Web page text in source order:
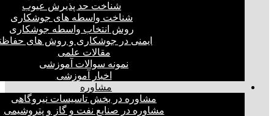
شناخت حد پذیرش عیوب
شناخت واسطه های جوشکاری
روش انتخاب واسطه جوشکاری
ایمنی در جوشکاری و روش های
مقالات علمی
نمونه سوالات آموزشی
اخبار آموزشی
مشاوره
مشاوره در بخش تاسیسات نیروگاهی
مشاوره در صنایع نفت و گاز و پتروشیمی